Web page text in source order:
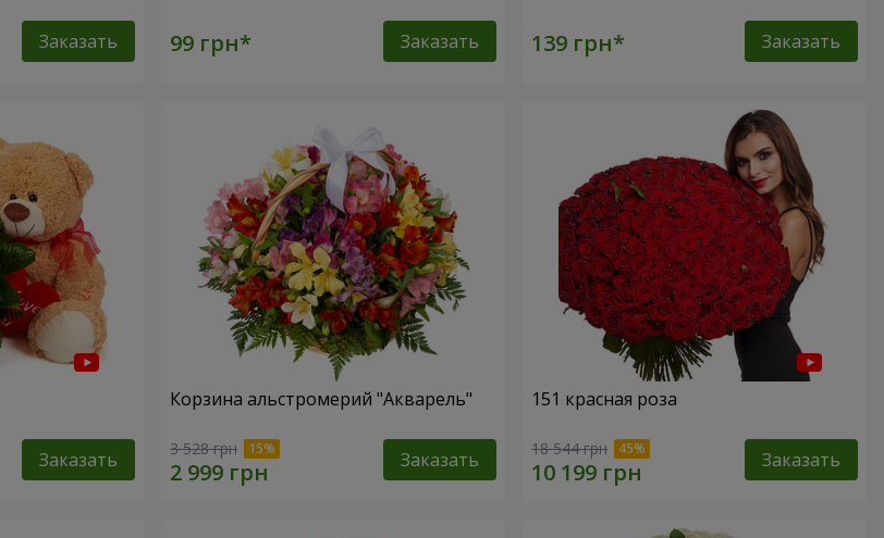
Заказать Заказать Заказать
Заказать
Корзина альстромерий "Акварель"
3 528 грн Заказать
151 красная роза
18 544 грн Заказать